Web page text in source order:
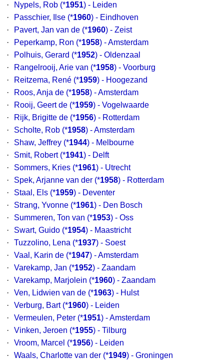
·
Nypels, Rob (*1951) - Leiden
·
Passchier, Ilse (*1960) - Eindhoven
·
Pavert, Jan van de (*1960) - Zeist
·
Peperkamp, Ron (*1958) - Amsterdam
·
Polhuis, Gerard (*1952) - Oldenzaal
·
Rangelrooij, Arie van (*1958) - Voorburg
·
Reitzema, René (*1959) - Hoogezand
·
Roos, Anja de (*1958) - Amsterdam
·
Rooij, Geert de (*1959) - Vogelwaarde
·
Rijk, Brigitte de (*1956) - Rotterdam
·
Scholte, Rob (*1958) - Amsterdam
·
Shaw, Jeffrey (*1944) - Melbourne
·
Smit, Robert (*1941) - Delft
·
Sommers, Kries (*1961) - Utrecht
·
Spek, Arjanne van der (*1958) - Rotterdam
·
Staal, Els (*1959) - Deventer
·
Strang, Yvonne (*1961) - Den Bosch
·
Summeren, Ton van (*1953) - Oss
·
Swart, Guido (*1954) - Maastricht
·
Tuzzolino, Lena (*1937) - Soest
·
Vaal, Karin de (*1947) - Amsterdam
·
Varekamp, Jan (*1952) - Zaandam
·
Varekamp, Marjolein (*1960) - Zaandam
·
Ven, Lidwien van de (*1963) - Hulst
·
Verburg, Bart (*1960) - Leiden
·
Vermeulen, Peter (*1951) - Amsterdam
·
Vinken, Jeroen (*1955) - Tilburg
·
Vroom, Marcel (*1956) - Leiden
·
Waals, Charlotte van der (*1949) - Groningen